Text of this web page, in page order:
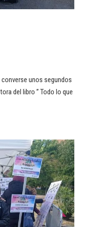
unos segundos
del libro ” Todo lo que